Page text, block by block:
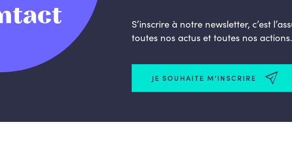
S’inscrire à notre newsletter, c’est
toutes nos actus et toutes nos actions.
JE SOUHAITE M'INSCRIRE